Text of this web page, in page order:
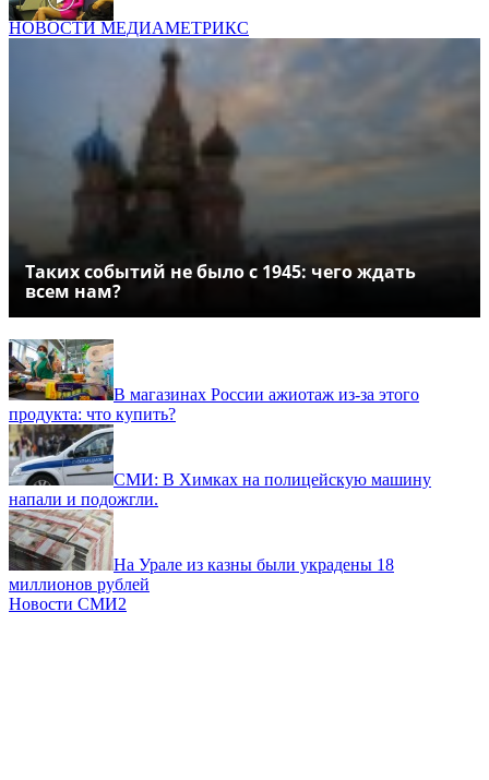
НОВОСТИ МЕДИАМЕТРИКС
Таких событий не было с 1945: чего ждать
всем нам?
В магазинах России ажиотаж из-за этого
продукта: что купить?
СМИ: В Химках на полицейскую машину
напали и подожгли.
На Урале из казны были украдены 18
миллионов рублей
Новости СМИ2